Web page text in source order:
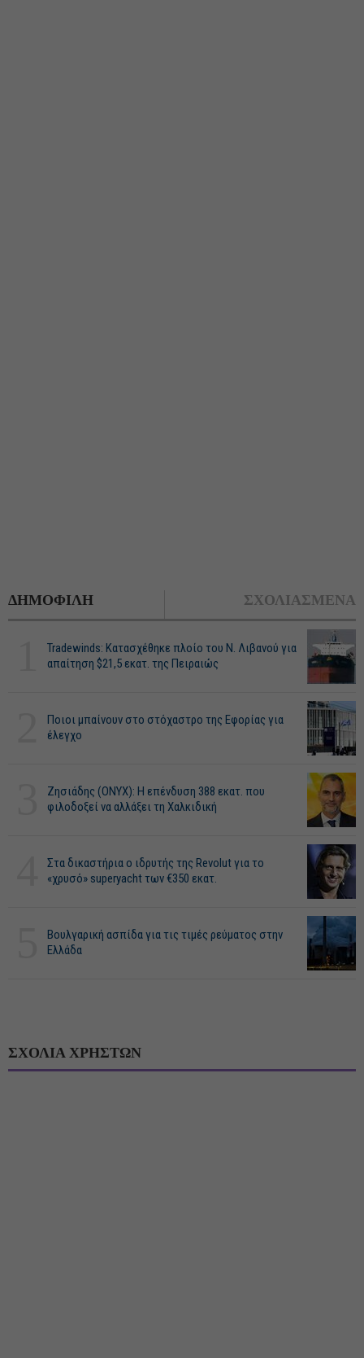
ΔΗΜΟΦΙΛΗ ΣΧΟΛΙΑΣΜΕΝΑ
Tradewinds: Κατασχέθηκε πλοίο του Ν. Λιβανού για
απαίτηση $21,5 εκατ. της Πειραιώς
Ποιοι μπαίνουν στο στόχαστρο της Εφορίας για
έλεγχο
Ζησιάδης (ONYX): Η επένδυση 388 εκατ. που
φιλοδοξεί να αλλάξει τη Χαλκιδική
Στα δικαστήρια ο ιδρυτής της Revolut για το
«χρυσό» superyacht των €350 εκατ.
Βουλγαρική ασπίδα για τις τιμές ρεύματος στην
Ελλάδα
ΣΧΟΛΙΑ ΧΡΗΣΤΩΝ